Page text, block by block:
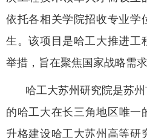
依托各相关学院招收专业学
生。该项目是哈工大推进工
举措，旨在聚焦国家战略需
哈工大苏州研究院是苏
的哈工大在长三角地区唯一
升格建设哈工大苏州高等研